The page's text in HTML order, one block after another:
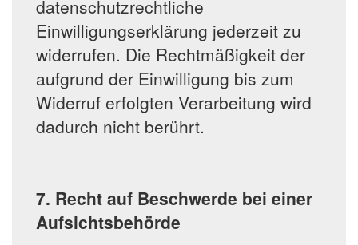
datenschutzrechtliche
Einwilligungserklärung jederzeit zu
widerrufen. Die Rechtmäßigkeit der
aufgrund der Einwilligung bis zum
Widerruf erfolgten Verarbeitung wird
dadurch nicht berührt.
7. Recht auf Beschwerde bei einer
Aufsichtsbehörde